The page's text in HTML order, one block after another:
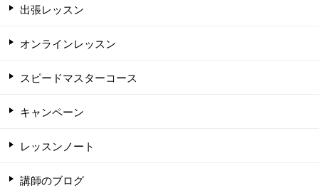
出張レッスン
オンラインレッスン
スピードマスターコース
キャンペーン
レッスンノート
講師のブログ